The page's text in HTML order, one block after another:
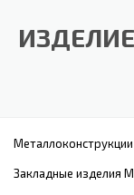
Металлоконструкции
Закладные изделия